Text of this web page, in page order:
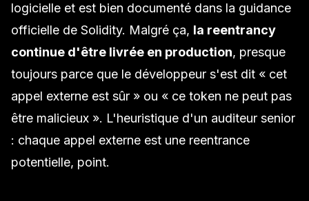
logicielle et est bien documenté dans la guidance
officielle de Solidity. Malgré ça, la reentrancy
continue d'être livrée en production, presque
toujours parce que le développeur s'est dit « cet
appel externe est sûr » ou « ce token ne peut pas
être malicieux ». L'heuristique d'un auditeur senior
: chaque appel externe est une reentrance
potentielle, point.